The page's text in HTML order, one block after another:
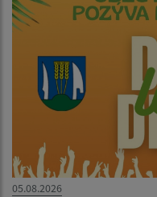
05.08.2026